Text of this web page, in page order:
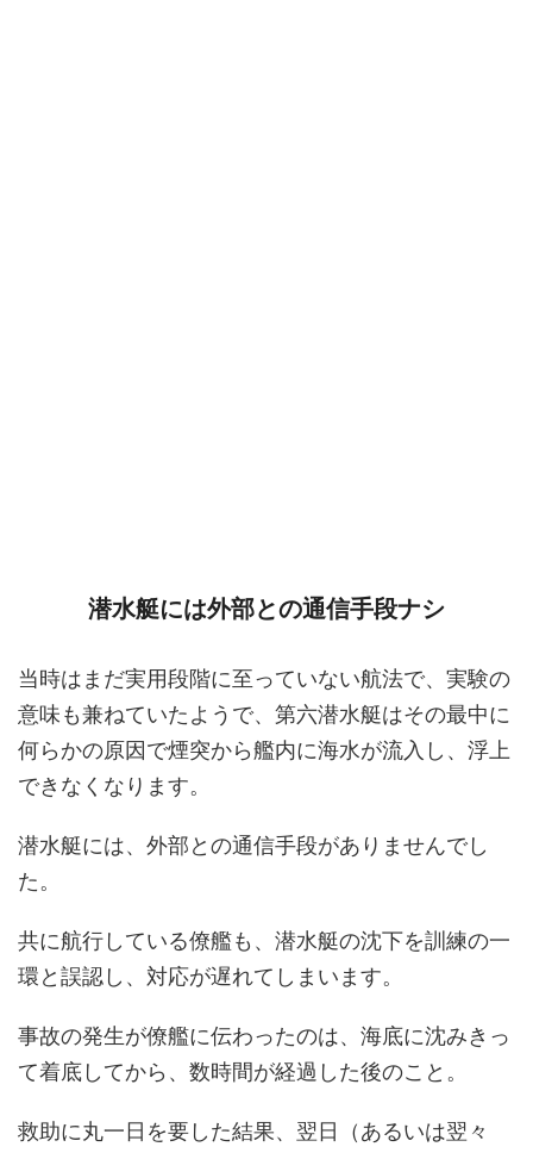
潜水艇には外部との通信手段ナシ
当時はまだ実用段階に至っていない航法で、実験の
意味も兼ねていたようで、第六潜水艇はその最中に
何らかの原因で煙突から艦内に海水が流入し、浮上
できなくなります。
潜水艇には、外部との通信手段がありませんでし
た。
共に航行している僚艦も、潜水艇の沈下を訓練の一
環と誤認し、対応が遅れてしまいます。
事故の発生が僚艦に伝わったのは、海底に沈みきっ
て着底してから、数時間が経過した後のこと。
救助に丸一日を要した結果、翌日（あるいは翌々